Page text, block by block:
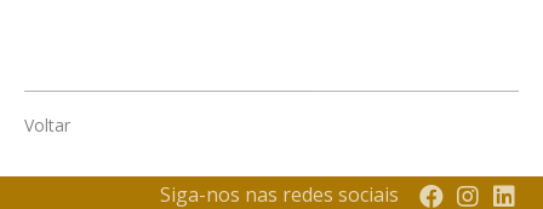
Voltar
Siga-nos nas redes sociais